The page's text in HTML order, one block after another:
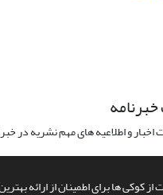
کوکی ها برای اطمینان از ارائه
اخبار و اطلاعیه های مهم نشریه در